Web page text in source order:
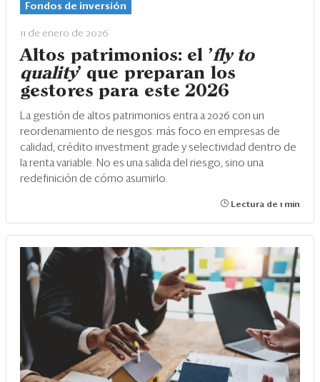
Fondos de inversión
11 de enero de 2026
Altos patrimonios: el 'fly to
quality' que preparan los
gestores para este 2026
La gestión de altos patrimonios entra a 2026 con un
reordenamiento de riesgos: más foco en empresas de
calidad, crédito investment grade y selectividad dentro de
la renta variable. No es una salida del riesgo, sino una
redefinición de cómo asumirlo.
Lectura de 1 min